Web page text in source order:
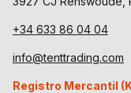
+34 633 86 04 04
info@tenttrading.com
Registro Mercantil